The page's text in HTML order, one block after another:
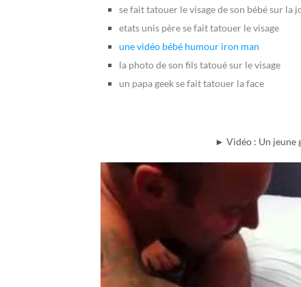
se fait tatouer le visage de son bébé sur la
etats unis père se fait tatouer le visage
une vidéo bébé humour iron man
la photo de son fils tatoué sur le visage
un papa geek se fait tatouer la face
► Vidéo : Un jeune